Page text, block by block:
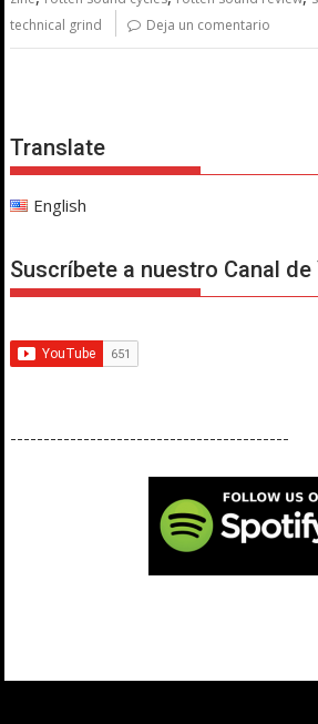
technical grind Deja un comentario
Translate
English
Suscríbete a nuestro Canal de
------------------------------------------